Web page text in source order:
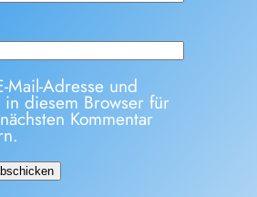
Mail-Adresse und
diesem Browser für
Kommentar